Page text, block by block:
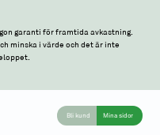
garanti för framtida avkastning.
minska i värde och det är inte
Bli kund Mina sidor